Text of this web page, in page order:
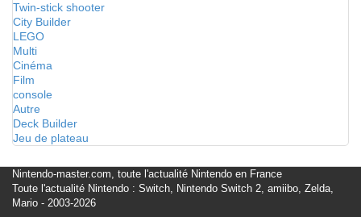
Twin-stick shooter
City Builder
LEGO
Multi
Cinéma
Film
console
Autre
Deck Builder
Jeu de plateau
Nintendo-master.com, toute l'actualité Nintendo en France
Toute l'actualité Nintendo : Switch, Nintendo Switch 2, amiibo, Zelda,
Mario - 2003-2026